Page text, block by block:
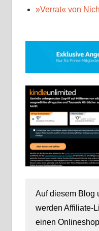
»Verrat« von
Auf diesem Blog
werden Affiliate-
einen